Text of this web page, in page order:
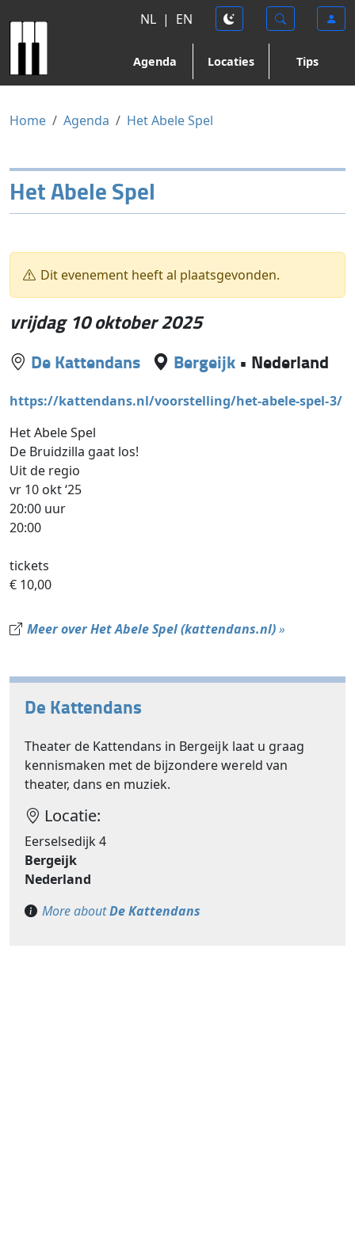
NL | EN
Agenda Locaties Tips
Home Agenda Het Abele Spel
Het Abele Spel
Dit evenement heeft al plaatsgevonden.
vrijdag 10 oktober 2025
De Kattendans Bergeijk • Nederland
https://kattendans.nl/voorstelling/het-abele-spel-3/
Het Abele Spel
De Bruidzilla gaat los!
Uit de regio
vr 10 okt ‘25
20:00 uur
20:00
tickets
€ 10,00
Meer over Het Abele Spel (kattendans.nl)»
De Kattendans
Theater de Kattendans in Bergeijk laat u graag
kennismaken met de bijzondere wereld van
theater, dans en muziek.
Locatie:
Eerselsedijk 4
Bergeijk
Nederland
More aboutDe Kattendans